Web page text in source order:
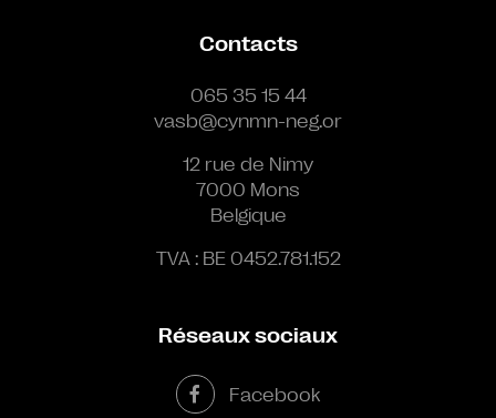
Contacts
065 35 15 44
vasb@cynmn-neg.or
12 rue de Nimy
7000 Mons
Belgique
TVA : BE 0452.781.152
Réseaux sociaux
Facebook